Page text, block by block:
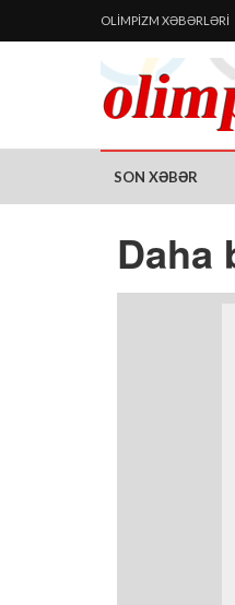
OLIMPIZM XƏBƏRLƏRI
SON XƏBƏR
Daha